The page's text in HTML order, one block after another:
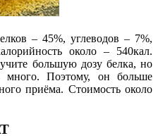
– 45%, углеводов – 7%,
около – 540кал.
большую дозу белка, но
Поэтому, он больше
приёма. Стоимость около